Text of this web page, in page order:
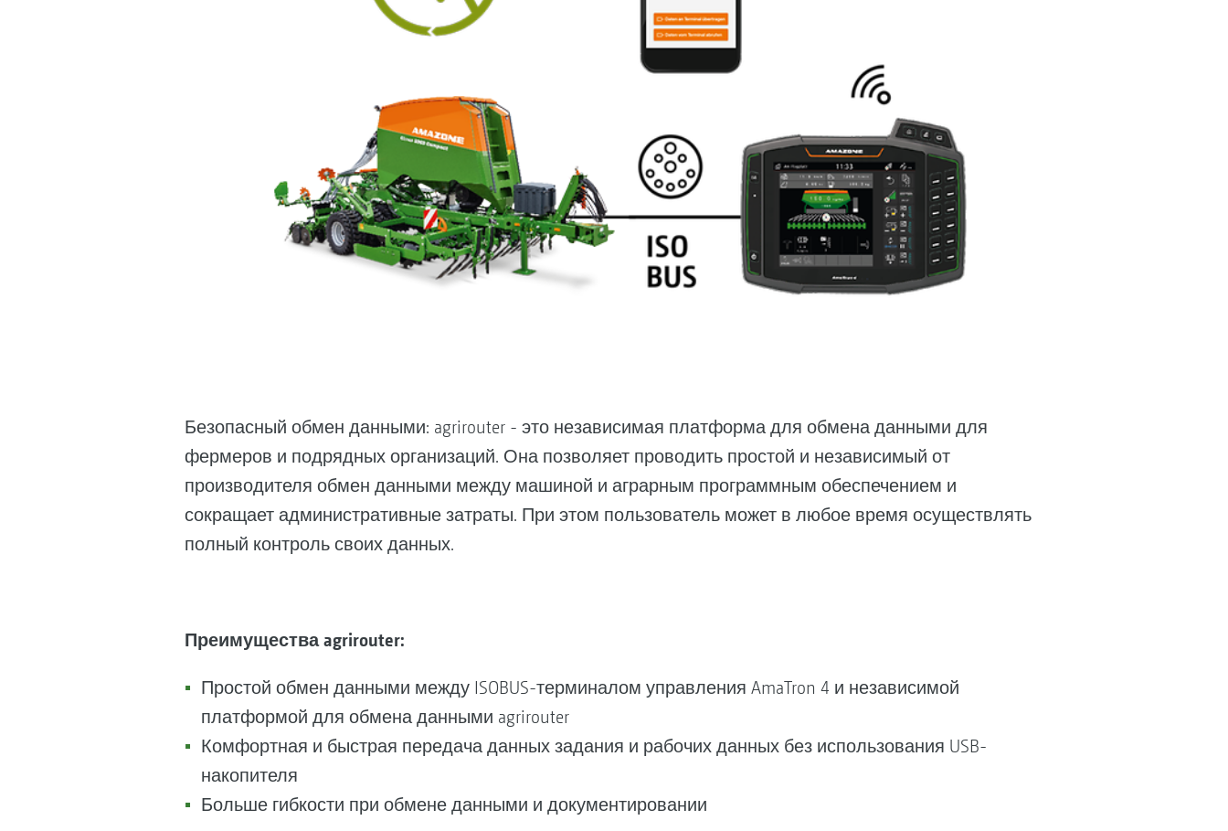
Безопасный обмен данными: agrirouter - это независимая платформа для обмена данными для
фермеров и подрядных организаций. Она позволяет проводить простой и независимый от
производителя обмен данными между машиной и аграрным программным обеспечением и
сокращает административные затраты. При этом пользователь может в любое время осуществлять
полный контроль своих данных.
Преимущества agrirouter:
Простой обмен данными между ISOBUS-терминалом управления AmaTron 4 и независимой
платформой для обмена данными agrirouter
Комфортная и быстрая передача данных задания и рабочих данных без использования USB-
накопителя
Больше гибкости при обмене данными и документировании